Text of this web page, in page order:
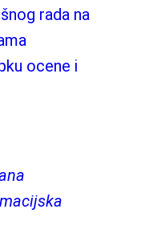
rada na
ocene i